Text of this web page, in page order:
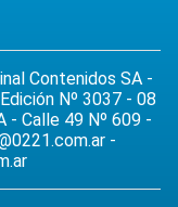
Contenidos SA -
Nº 3037 - 08
- Calle 49 Nº 609 -
-